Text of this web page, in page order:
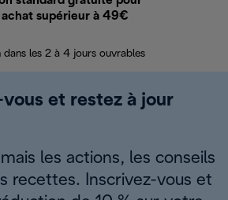
supérieur à 49€
dans les 2 à 4 jours ouvrables
et restez à jour
les actions, les conseils
recettes. Inscrivez-vous et